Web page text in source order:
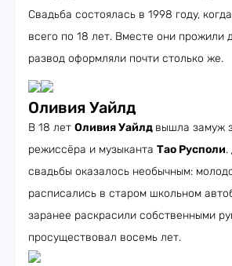
Свадьба состоялась в 1998 году,
всего по 18 лет. Вместе они прожили
развод оформляли почти столько же.
Оливия Уайлд
В 18 лет Оливия Уайлд вышла замуж
режиссёра и музыканта Тао Русполи.
свадьбы оказалось необычным:
расписались в старом школьном
заранее раскрасили собственными
просуществовал восемь лет.